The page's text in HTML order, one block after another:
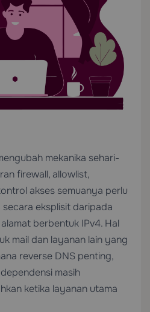
mekanika sehari-
firewall, allowlist,
akses semuanya perlu
secara eksplisit daripada
berbentuk IPv4. Hal
mail dan layanan lain yang
reverse DNS penting,
masih
ketika layanan utama